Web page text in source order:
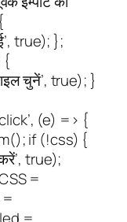
true); };
{
चुनें’, true); }
(e) => {
if (!css) {
true);
=
=